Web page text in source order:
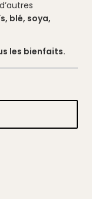
blé, soya,
les bienfaits.